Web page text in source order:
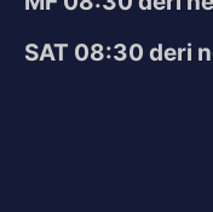
SAT 08:30 deri